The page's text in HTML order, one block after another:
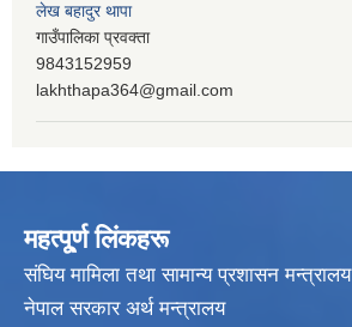
लेख बहादुर थापा
गाउँपालिका प्रवक्ता
9843152959
lakhthapa364@gmail.com
महत्पू्र्ण लिंकहरू
संघिय मामिला तथा सामान्य प्रशासन मन्त्रालय
नेपाल सरकार अर्थ मन्त्रालय